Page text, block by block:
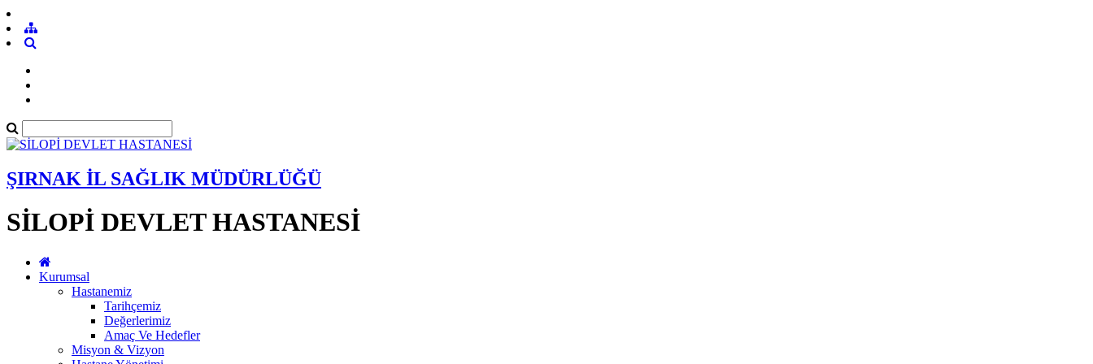
ŞIRNAK İL SAĞLIK MÜDÜRLÜĞÜ
SİLOPİ DEVLET HASTANESİ
Kurumsal
Hastanemiz
Tarihçemiz
Değerlerimiz
Amaç Ve Hedefler
Misyon & Vizyon